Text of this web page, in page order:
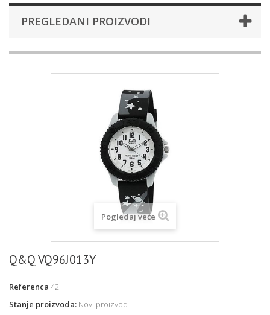
PREGLEDANI PROIZVODI
Pogledaj veće
Q&Q VQ96J013Y
Referenca 42
Stanje proizvoda: Novi proizvod